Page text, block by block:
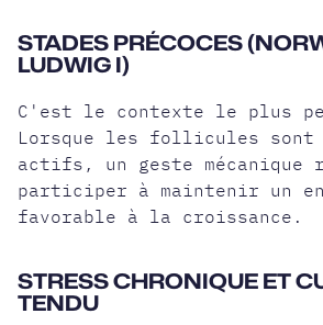
STADES PRÉCOCES
LUDWIG I)
C'est le contexte le plus
Lorsque les follicules sont
actifs, un geste mécanique
participer à maintenir un
favorable à la croissance.
STRESS CHRONIQUE ET
TENDU